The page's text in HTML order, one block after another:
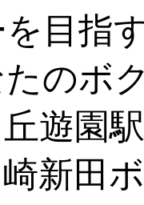
目指
のボ
遊園
新田